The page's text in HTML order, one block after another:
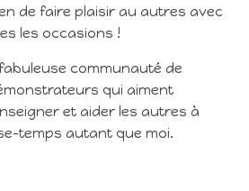
de faire plaisir au autres avec
les occasions !
communauté de
qui aiment
et aider les autres à
temps autant que moi.